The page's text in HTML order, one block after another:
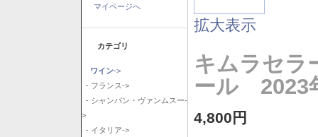
マイページへ
カテゴリ
ワイン->
- フランス->
- シャンパン・ヴァンムスー-
>
- イタリア->
拡大表示
キムラセ
ール 2023
4,800円